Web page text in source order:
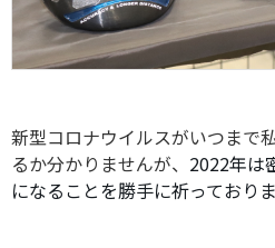
新型コロナウイルスがいつまで
るか分かりませんが、 2022年は
になることを勝手に祈っておりま